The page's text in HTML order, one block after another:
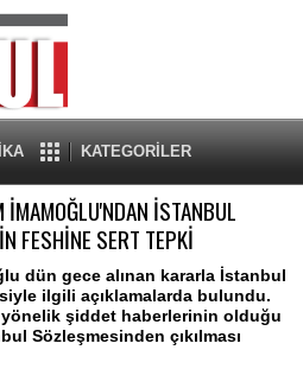
KATEGORİLER
İMAMOĞLU'NDAN İSTANBUL
FESHİNE SERT TEPKİ
dün gece alınan kararla İstanbul
ilgili açıklamalarda bulundu.
yönelik şiddet haberlerinin olduğu
Sözleşmesinden çıkılması